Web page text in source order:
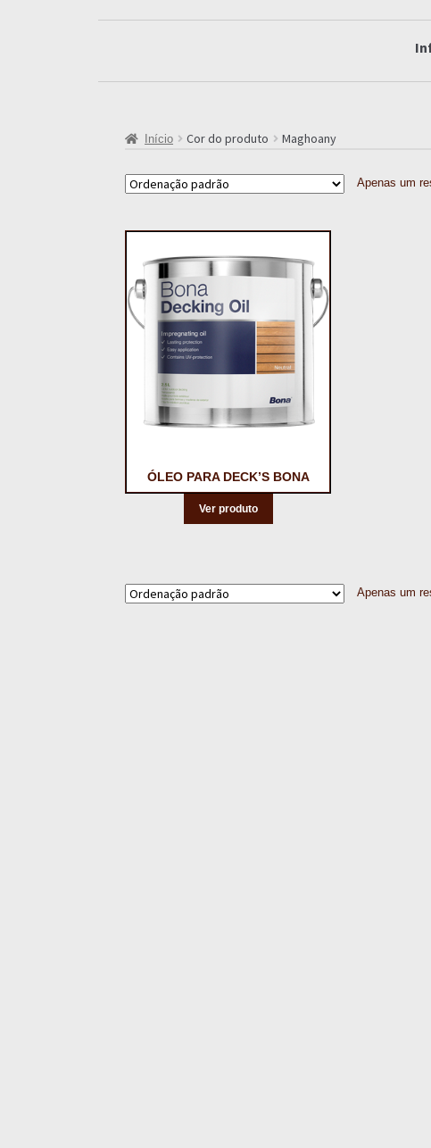
Início Cor do produto Maghoany
Apenas um
ÓLEO PARA DECK’S BONA
Ver produto
Apenas um